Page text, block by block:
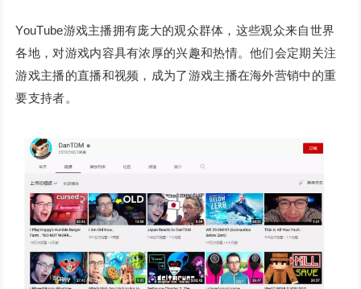
YouTube游戏主播拥有庞大的观众群体，这些观众来自世界
各地，对游戏内容具有浓厚的兴趣和热情。他们会定期关注
游戏主播的直播和视频，成为了游戏主播在海外营销中的重
要支持者。